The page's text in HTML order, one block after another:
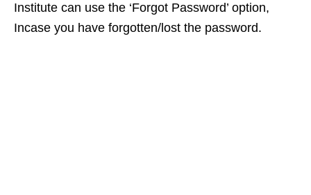
Institute can use the ‘Forgot Password’ option,
Incase you have forgotten/lost the password.